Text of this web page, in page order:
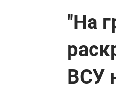
"На
ВСУ